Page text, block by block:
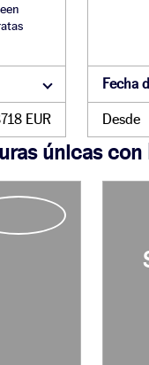
EUR
Fecha
Desde
únicas con